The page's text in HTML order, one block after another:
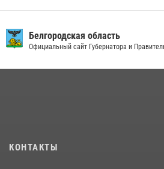
подготовке спецподразделения в эфире
22 июля 2026, 14:36
боксу
Белгородская область
Официальный сайт Губернатора и
КОНТАКТЫ